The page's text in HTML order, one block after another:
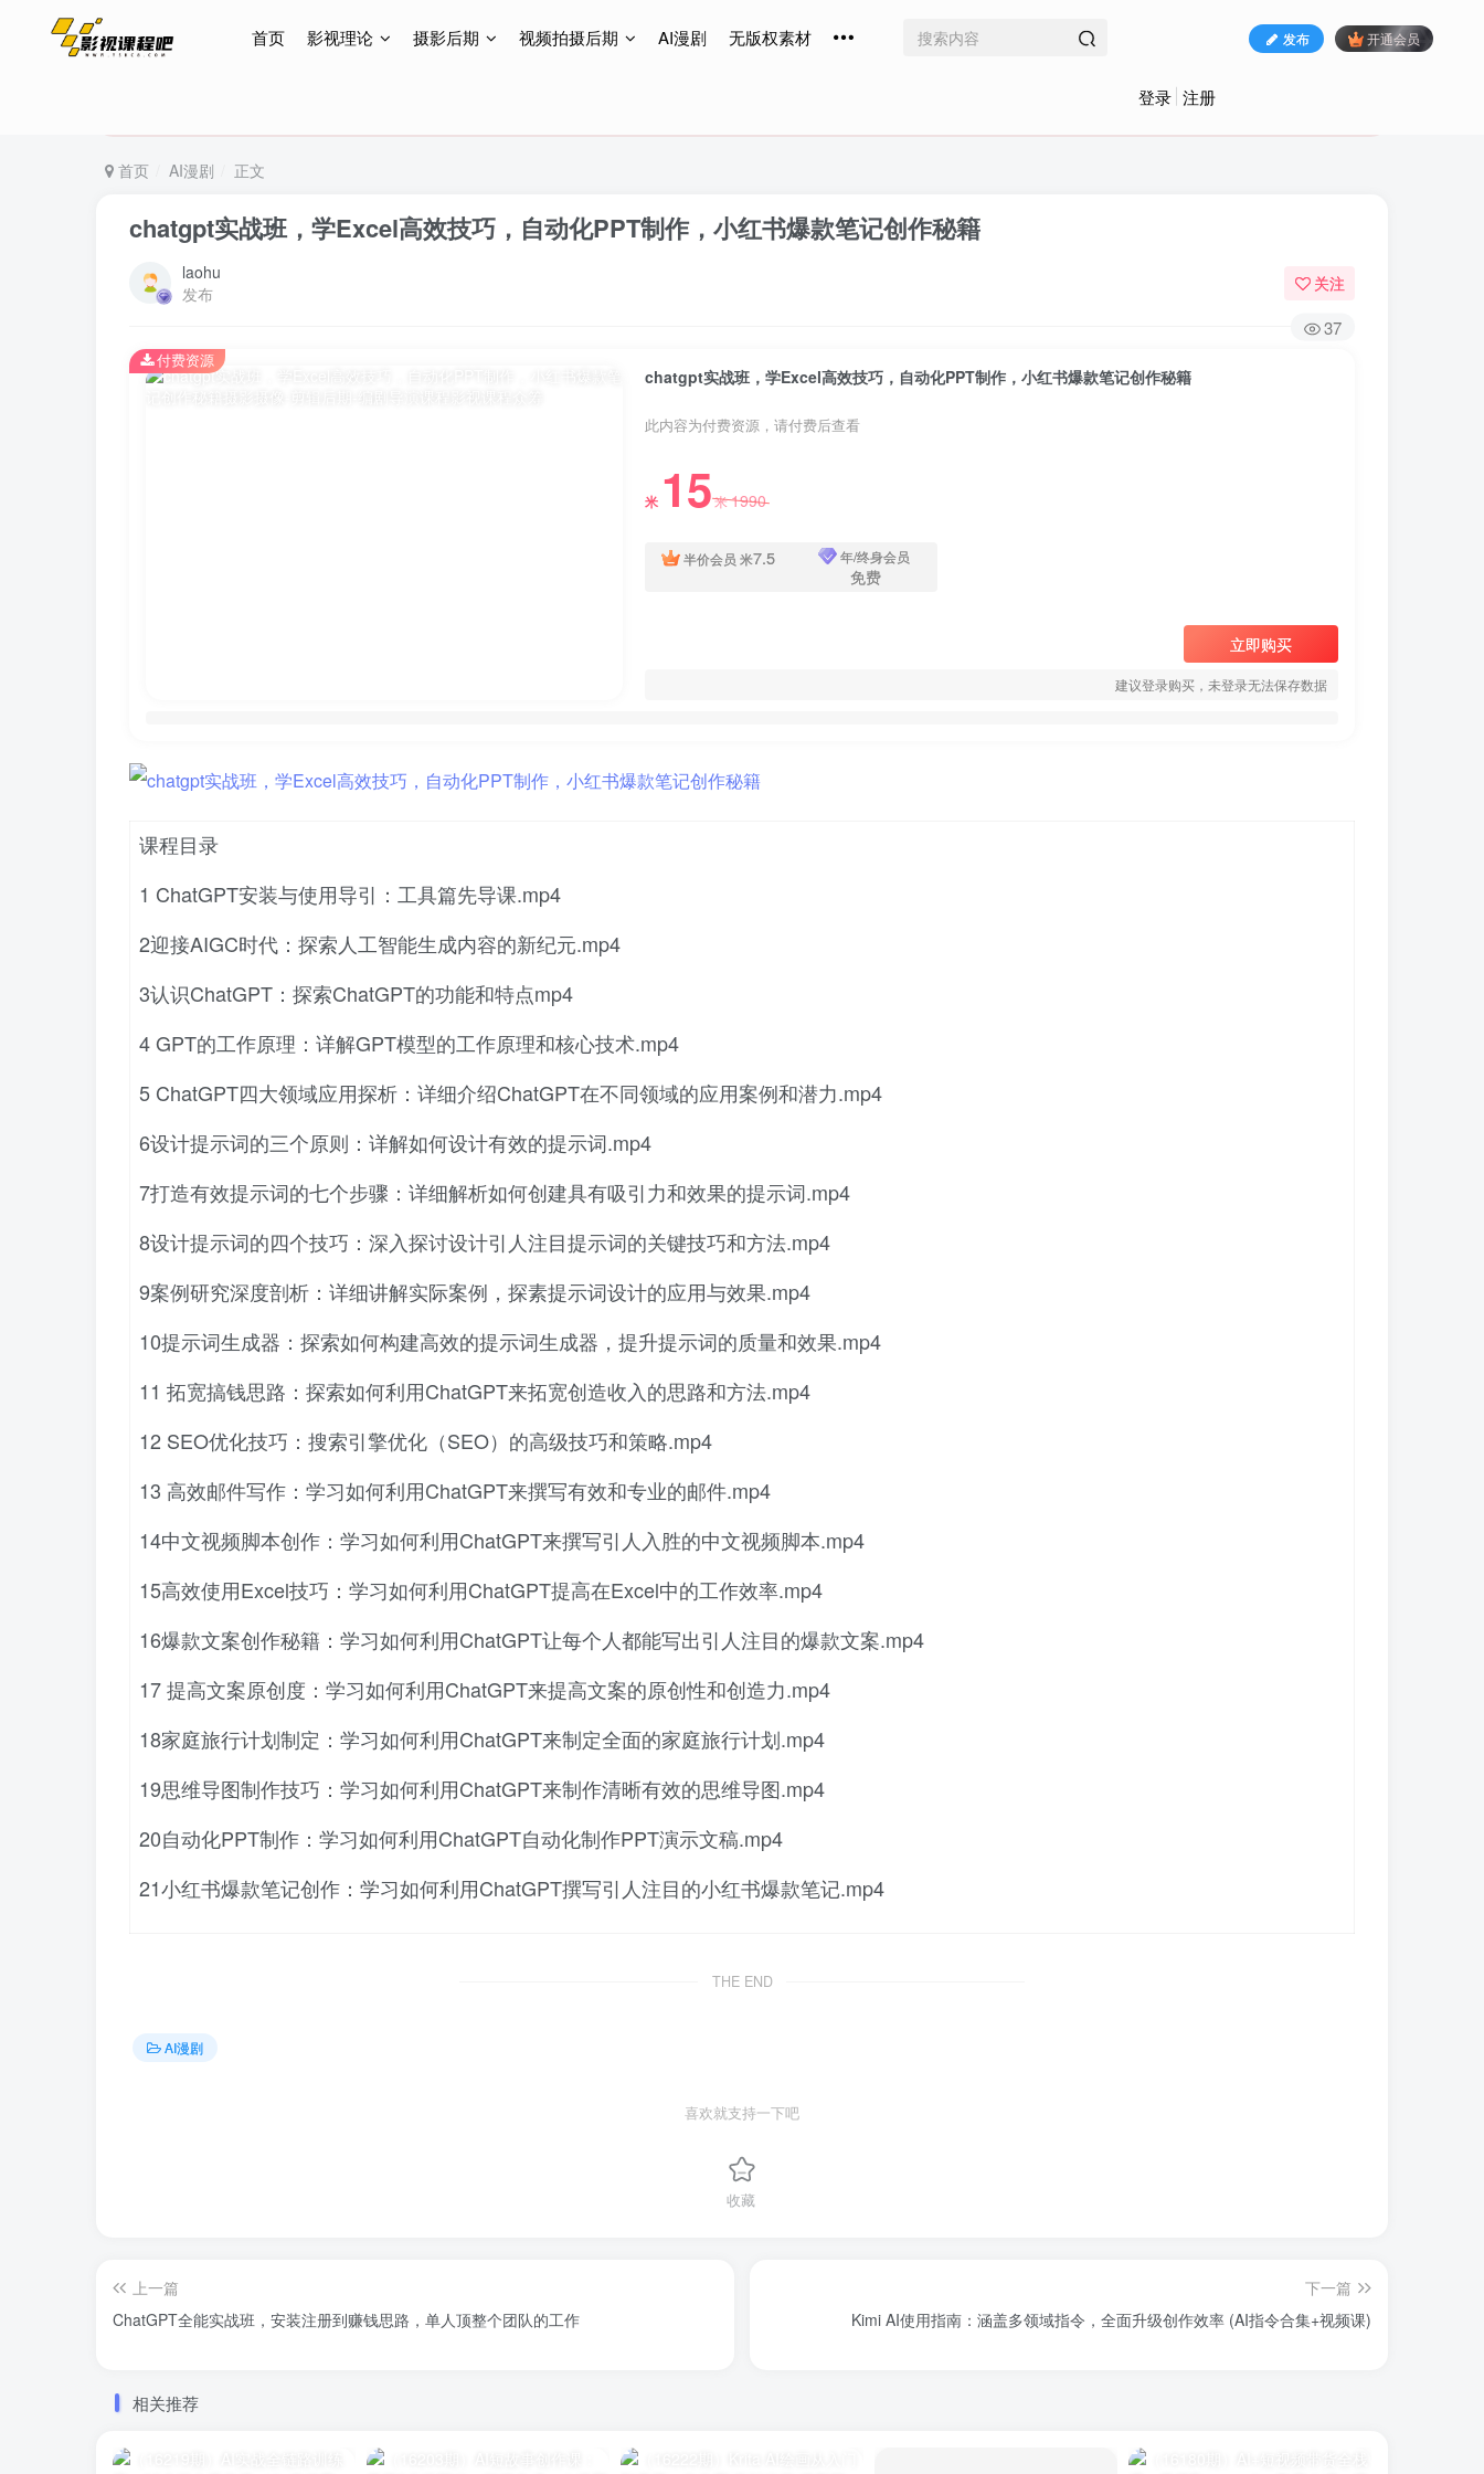
首页 影视理论 摄影后期 视频拍摄后期 AI漫剧 无版权素材 发布 开通会员
登录 注册
特惠终身会员299元，网站所有内容都可观看，终身免费更新
首页 AI漫剧 正文
chatgpt实战班，学Excel高效技巧，自动化PPT制作，小红书爆款笔记创作秘籍
laohu
发布
关注
37
chatgpt实战班，学Excel高效技巧，自动化PPT制作，小红书爆款笔记创作秘籍
此内容为付费资源，请付费后查看
米 15米1990
半价会员 米7.5 年/终身会员
免费
立即购买
建议登录购买，未登录无法保存数据
付费资源
课程目录
1 ChatGPT安装与使用导引：工具篇先导课.mp4
2迎接AIGC时代：探索人工智能生成内容的新纪元.mp4
3认识ChatGPT：探索ChatGPT的功能和特点mp4
4 GPT的工作原理：详解GPT模型的工作原理和核心技术.mp4
5 ChatGPT四大领域应用探析：详细介绍ChatGPT在不同领域的应用案例和潜力.mp4
6设计提示词的三个原则：详解如何设计有效的提示词.mp4
7打造有效提示词的七个步骤：详细解析如何创建具有吸引力和效果的提示词.mp4
8设计提示词的四个技巧：深入探讨设计引人注目提示词的关键技巧和方法.mp4
9案例研究深度剖析：详细讲解实际案例，探素提示词设计的应用与效果.mp4
10提示词生成器：探索如何构建高效的提示词生成器，提升提示词的质量和效果.mp4
11 拓宽搞钱思路：探索如何利用ChatGPT来拓宽创造收入的思路和方法.mp4
12 SEO优化技巧：搜索引擎优化（SEO）的高级技巧和策略.mp4
13 高效邮件写作：学习如何利用ChatGPT来撰写有效和专业的邮件.mp4
14中文视频脚本创作：学习如何利用ChatGPT来撰写引人入胜的中文视频脚本.mp4
15高效使用Excel技巧：学习如何利用ChatGPT提高在Excel中的工作效率.mp4
16爆款文案创作秘籍：学习如何利用ChatGPT让每个人都能写出引人注目的爆款文案.mp4
17 提高文案原创度：学习如何利用ChatGPT来提高文案的原创性和创造力.mp4
18家庭旅行计划制定：学习如何利用ChatGPT来制定全面的家庭旅行计划.mp4
19思维导图制作技巧：学习如何利用ChatGPT来制作清晰有效的思维导图.mp4
20自动化PPT制作：学习如何利用ChatGPT自动化制作PPT演示文稿.mp4
21小红书爆款笔记创作：学习如何利用ChatGPT撰写引人注目的小红书爆款笔记.mp4
THE END
AI漫剧
喜欢就支持一下吧
收藏
上一篇
ChatGPT全能实战班，安装注册到赚钱思路，单人顶整个团队的工作
下一篇
Kimi AI使用指南：涵盖多领域指令，全面升级创作效率 (AI指令合集+视频课)
相关推荐